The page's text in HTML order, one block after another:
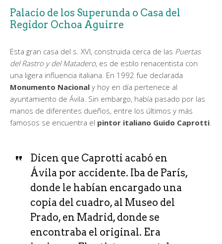
Palacio de los Superunda o Casa del
Regidor Ochoa Aguirre
Esta gran casa del s. XVI, construida cerca de las Puertas
del Rastro y del Matadero, es de estilo renacentista con
una ligera influencia italiana. En 1992 fue declarada
Monumento Nacional y hoy en día pertenece al
ayuntamiento de Ávila. Sin embargo, había pasado por las
manos de diferentes dueños, entre los últimos y más
famosos se encuentra el pintor italiano Guido Caprotti
Dicen que Caprotti acabó en
Ávila por accidente. Iba de París,
donde le habían encargado una
copia del cuadro, al Museo del
Prado, en Madrid, donde se
encontraba el original. Era